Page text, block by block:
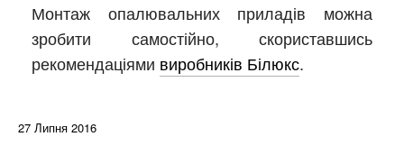
Монтаж опалювальних приладів можна
зробити самостійно, скориставшись
рекомендаціями виробників Білюкс.
27 Липня 2016